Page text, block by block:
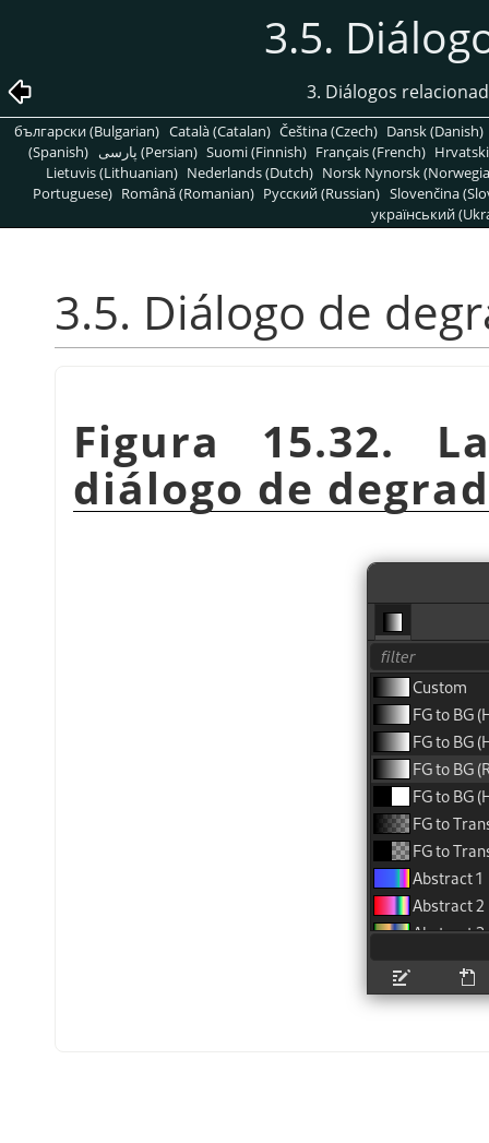
3.5.
3. Diálogos
български (Bulgarian) Català (Catalan) Čeština (Czech) Dansk (Danish)
(Spanish)
پارسی (Persian) Suomi (Finnish) Français (French)
Lietuvis (Lithuanian) Nederlands (Dutch) Norsk Nynorsk
Portuguese) Română (Romanian) Pусский (Russian) Slovenčina
український
3.5. Diálogo de
Figura 15.32.
diálogo de